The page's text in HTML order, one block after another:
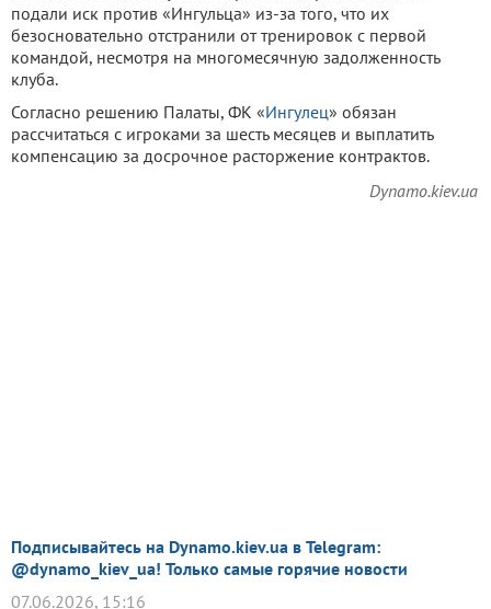
подали иск против «Ингульца» из-за того, что их
безосновательно отстранили от тренировок с первой
командой, несмотря на многомесячную задолженность
клуба.
Согласно решению Палаты, ФК «Ингулец» обязан
рассчитаться с игроками за шесть месяцев и выплатить
компенсацию за досрочное расторжение контрактов.
Dynamo.kiev.ua
Подписывайтесь на Dynamo.kiev.ua в Telegram:
@dynamo_kiev_ua! Только самые горячие новости
07.06.2026, 15:16